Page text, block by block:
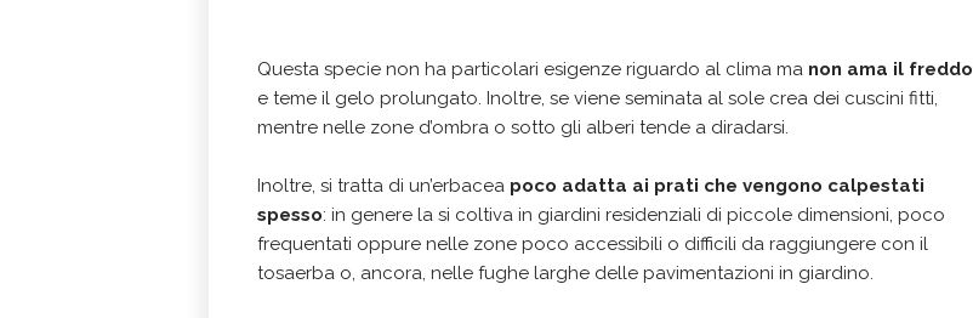
Questa specie non ha particolari esigenze riguardo al clima ma non ama il freddo
e teme il gelo prolungato. Inoltre, se viene seminata al sole crea dei cuscini fitti,
mentre nelle zone d’ombra o sotto gli alberi tende a diradarsi.
Inoltre, si tratta di un’erbacea poco adatta ai prati che vengono calpestati
spesso: in genere la si coltiva in giardini residenziali di piccole dimensioni, poco
frequentati oppure nelle zone poco accessibili o difficili da raggiungere con il
tosaerba o, ancora, nelle fughe larghe delle pavimentazioni in giardino.